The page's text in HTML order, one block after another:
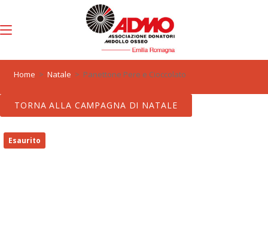
Home > Natale > Panettone Pere e Cioccolato
TORNA ALLA CAMPAGNA DI NATALE
Esaurito